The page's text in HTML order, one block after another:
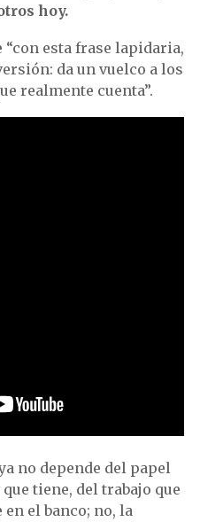
hoy.
“con esta frase lapidaria,
da un vuelco a los
realmente cuenta”.
no depende del papel
tiene, del trabajo que
el banco; no, la